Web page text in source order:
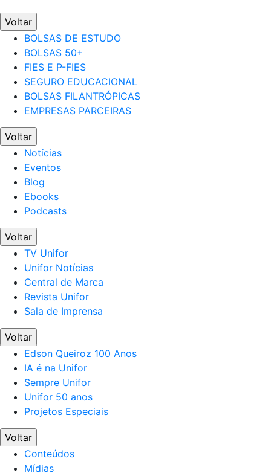
Voltar
BOLSAS DE ESTUDO
BOLSAS 50+
FIES E P-FIES
SEGURO EDUCACIONAL
BOLSAS FILANTRÓPICAS
EMPRESAS PARCEIRAS
Voltar
Notícias
Eventos
Blog
Ebooks
Podcasts
Voltar
TV Unifor
Unifor Notícias
Central de Marca
Revista Unifor
Sala de Imprensa
Voltar
Edson Queiroz 100 Anos
IA é na Unifor
Sempre Unifor
Unifor 50 anos
Projetos Especiais
Voltar
Conteúdos
Mídias